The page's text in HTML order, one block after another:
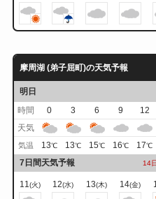
摩周湖 (弟子屈町)の天気予報
明日
時間
0 3 6 9 12
天気
気温 13℃ 13℃ 15℃ 16℃ 17℃
7日間天気予報 14
11(火) 12(水) 13(木) 14(金)